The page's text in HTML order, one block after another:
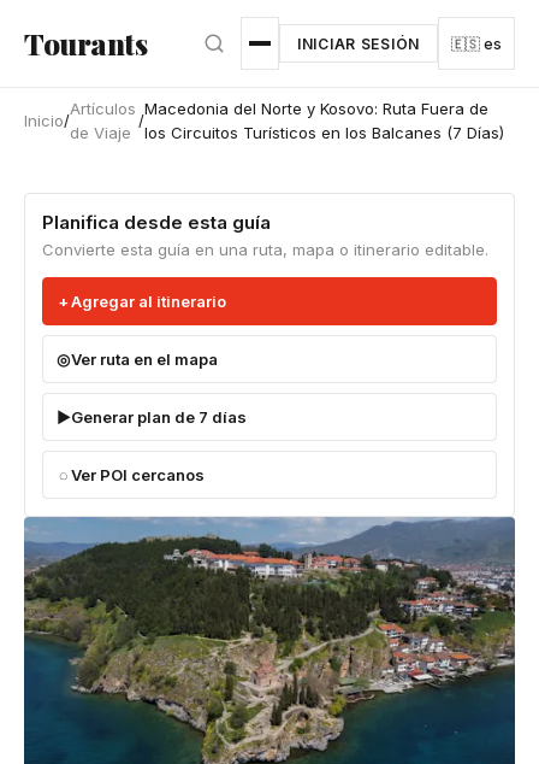
Tourants INICIAR SESIÓN 🇪🇸 es
Inicio/
Artículos
de Viaje
/
Macedonia del Norte y Kosovo: Ruta Fuera de
los Circuitos Turísticos en los Balcanes (7 Días)
Planifica desde esta guía
Convierte esta guía en una ruta, mapa o itinerario editable.
Agregar al itinerario
Ver ruta en el mapa
Generar plan de 7 días
Ver POI cercanos